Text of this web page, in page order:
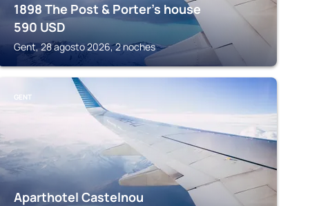
1898 The Post & Porter's house
590 USD
Gent, 28 agosto 2026, 2 noches
GENT
Aparthotel Castelnou